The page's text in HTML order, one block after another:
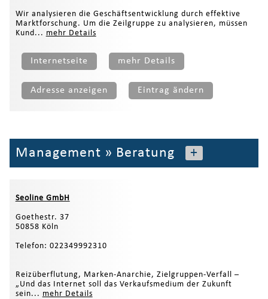
Wir analysieren die Geschäftsentwicklung durch effektive
Marktforschung. Um die Zeilgruppe zu analysieren, müssen
Kund... mehr Details
Internetseite mehr Details
Adresse anzeigen Eintrag ändern
Management » Beratung +
Seoline GmbH
Goethestr. 37
50858 Köln
Telefon: 022349992310
Reizüberflutung, Marken-Anarchie, Zielgruppen-Verfall –
„Und das Internet soll das Verkaufsmedium der Zukunft
sein... mehr Details